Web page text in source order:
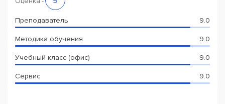
клубах нужна предварительная запись.
Преподаватель 9.0
Методика обучения 9.0
Учебный класс (офис) 9.0
Сервис 9.0